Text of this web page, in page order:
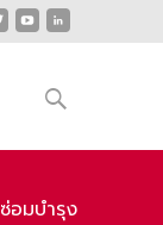
Search
ซ่อมบำรุง